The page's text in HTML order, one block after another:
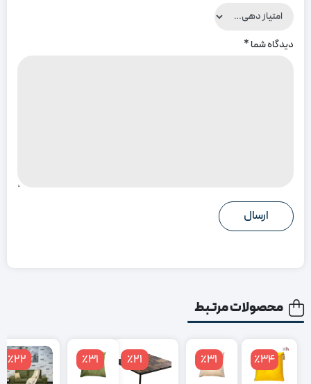
دیدگاه شما*
محصولات مرتبط
٪34 ٪31 ٪21 ٪31 ٪22